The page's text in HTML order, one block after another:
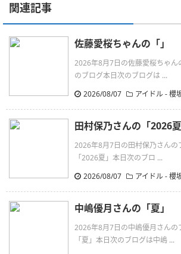
関連記事
佐藤愛桜ちゃんの「」
2026年8月7日の佐藤愛桜ちゃん
のブログ本日次のブログは ...
2026/08/07
アイドル - 櫻
田村保乃さんの「2026夏
2026年8月7日の田村保乃さんの
「2026夏」本日次のブロ ...
2026/08/07
アイドル - 櫻
中嶋優月さんの「夏」
2026年8月7日の中嶋優月さんの
「夏」本日次のブログは中嶋 ...